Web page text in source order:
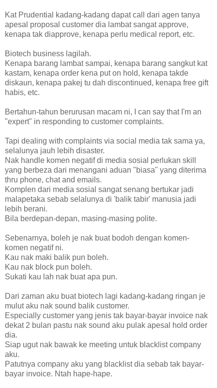
Kat Prudential kadang-kadang dapat call dari agen tanya
apesal proposal customer dia lambat sangat approve,
kenapa tak diapprove, kenapa perlu medical report, etc.
Biotech business lagilah.
Kenapa barang lambat sampai, kenapa barang sangkut kat
kastam, kenapa order kena put on hold, kenapa takde
diskaun, kenapa pakej tu dah discontinued, kenapa free gift
habis, etc.
Bertahun-tahun berurusan macam ni, I can say that I'm an
"expert" in responding to customer complaints.
Tapi dealing with complaints via social media tak sama ya,
selalunya jauh lebih disaster.
Nak handle komen negatif di media sosial perlukan skill
yang berbeza dari menangani aduan "biasa" yang diterima
thru phone, chat and emails.
Komplen dari media sosial sangat senang bertukar jadi
malapetaka sebab selalunya di 'balik tabir' manusia jadi
lebih berani.
Bila berdepan-depan, masing-masing polite.
Sebenarnya, boleh je nak buat bodoh dengan komen-
komen negatif ni.
Kau nak maki balik pun boleh.
Kau nak block pun boleh.
Sukati kau lah nak buat apa pun.
Dari zaman aku buat biotech lagi kadang-kadang ringan je
mulut aku nak sound balik customer.
Especially customer yang jenis tak bayar-bayar invoice nak
dekat 2 bulan pastu nak sound aku pulak apesal hold order
dia.
Siap ugut nak bawak ke meeting untuk blacklist company
aku.
Patutnya company aku yang blacklist dia sebab tak bayar-
bayar invoice. Ntah hape-hape.